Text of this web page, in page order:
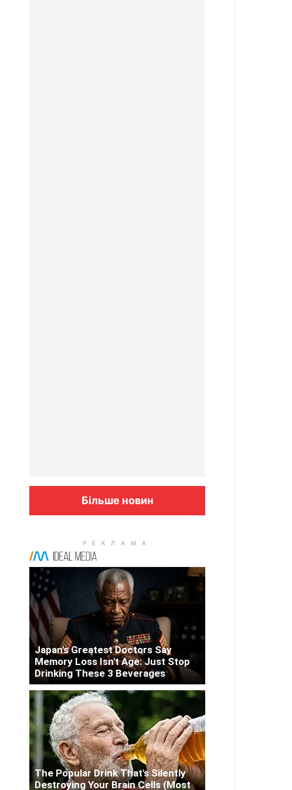
Більше новин
Japan's Greatest Doctors Say
Memory Loss Isn't Age: Just Stop
Drinking These 3 Beverages
The Popular Drink That's Silently
Destroying Your Brain Cells (Most